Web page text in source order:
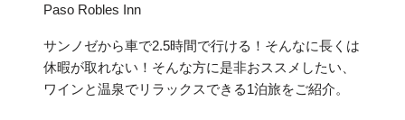
Paso Robles Inn
サンノゼから車で2.5時間で行ける！そんなに長くは
休暇が取れない！そんな方に是非おススメしたい、
ワインと温泉でリラックスできる1泊旅をご紹介。